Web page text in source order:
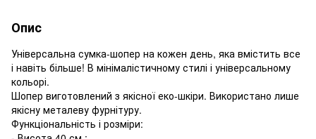
Опис
Універсальна сумка-шопер на кожен день, яка вмістить все
і навіть більше! В мінімалістичному стилі і універсальному
кольорі.
Шопер виготовлений з якісної еко-шкіри. Використано лише
якісну металеву фурнітуру.
Функціональність і розміри: